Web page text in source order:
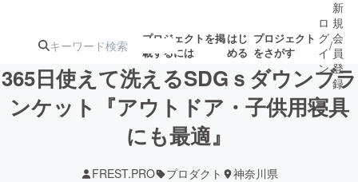
プロジェクトを掲
載するには
はじ
める
プロジェクト
をさがす
注目の新着プロ募集終了が近いプ
ロ
グ
イ
ン
/
新
規
会
員
登
録
365日使えて洗えるSDGｓダウンブラ
ンケット『アウトドア・子供用寝具
にも最適』
FREST.PRO プロダクト 神奈川県